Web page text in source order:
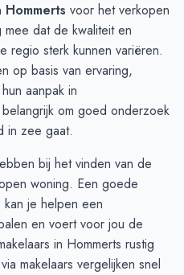
Hommerts voor het verkopen
dat de kwaliteit en
regio sterk kunnen variëren.
op basis van ervaring,
aanpak in
om goed onderzoek
in zee gaat.
bij het vinden van de
woning. Een goede
kan je helpen een
en voert voor jou de
in Hommerts rustig
makelaars vergelijken snel